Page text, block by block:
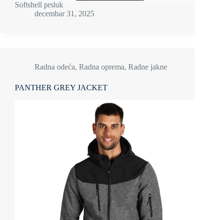
Softshell prsluk
decembar 31, 2025
Radna odeća, Radna oprema, Radne jakne
PANTHER GREY JACKET